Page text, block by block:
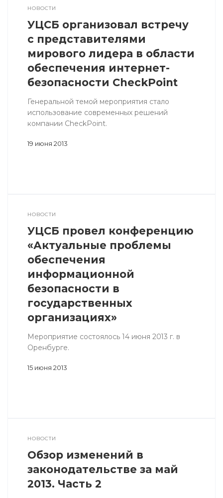
НОВОСТИ
УЦСБ организовал встречу
с представителями
мирового лидера в области
обеспечения интернет-
безопасности CheckPoint
Генеральной темой мероприятия стало
использование современных решений
компании CheckPoint.
19 июня 2013
НОВОСТИ
УЦСБ провел конференцию
«Актуальные проблемы
обеспечения
информационной
безопасности в
государственных
организациях»
Мероприятие состоялось 14 июня 2013 г. в
Оренбурге.
15 июня 2013
НОВОСТИ
Обзор изменений в
законодательстве за май
2013. Часть 2